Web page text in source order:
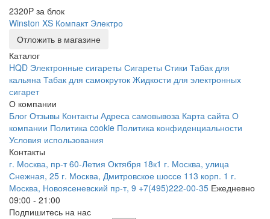
2320P за блок
Winston XS Компакт Электро
Отложить в магазине
Каталог
HQD Электронные сигареты Сигареты Стики Табак для
кальяна Табак для самокруток Жидкости для электронных
сигарет
О компании
Блог Отзывы Контакты Адреса самовывоза Карта сайта О
компании Политика cookie Политика конфиденциальности
Условия использования
Контакты
г. Москва, пр-т 60-Летия Октября 18к1 г. Москва, улица
Снежная, 25 г. Москва, Дмитровское шоссе 113 корп. 1 г.
Москва, Новоясеневский пр-т, 9 +7(495)222-00-35 Ежедневно
09:00 - 21:00
Подпишитесь на нас